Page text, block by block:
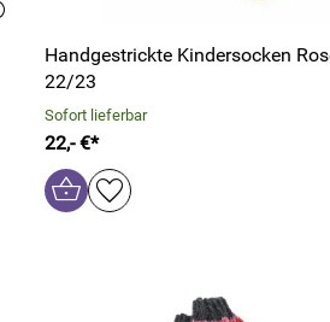
Handgestrickte Kindersocken
22/23
Sofort lieferbar
22,- €*